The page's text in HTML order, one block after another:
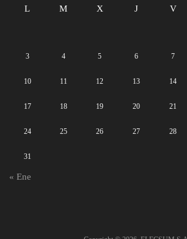
L M X J V
3 4 5 6 7
10 11 12 13 14
17 18 19 20 21
24 25 26 27 28
31
« Ene